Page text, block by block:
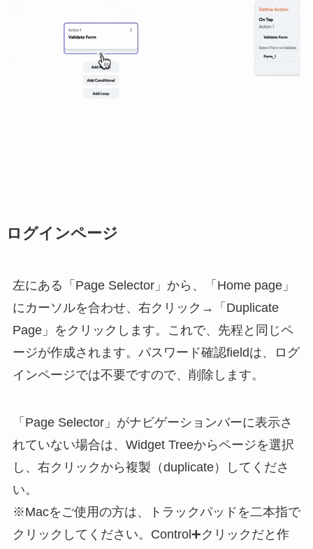
ログインページ
左にある「Page Selector」から、「Home page」
にカーソルを合わせ、右クリック→「Duplicate
Page」をクリックします。これで、先程と同じペ
ージが作成されます。パスワード確認fieldは、ログ
インページでは不要ですので、削除します。
「Page Selector」がナビゲーションバーに表示さ
れていない場合は、Widget Treeからページを選択
し、右クリックから複製（duplicate）してくださ
い。
※Macをご使用の方は、トラックパッドを二本指で
クリックしてください。Control➕クリックだと作